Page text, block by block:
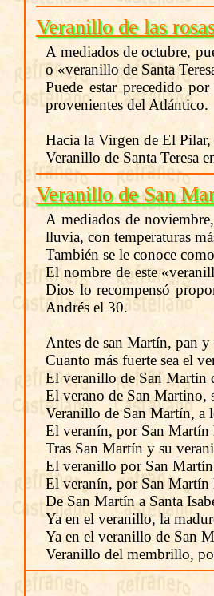
Veranillo de las
A mediados de octubre,
o «veranillo de Santa
Puede estar precedido
provenientes del Atlántico.
Hacia la Virgen de El
Veranillo de Santa Teresa
Veranillo de San
A mediados de
lluvia, con temperaturas
También se le conoce
El nombre de este
Dios lo recompensó
Andrés el 30.
Antes de san Martín, pan
Cuanto más fuerte sea el
El veranillo de San Martín
El verano de San Martino,
Veranillo de San Martín, a
El veranín, por San Martín
Tras San Martín y su
El veranillo por San
El veranín, por San Martín
De San Martín a Santa
Ya en el veranillo, la
Ya en el veranillo de San
Veranillo del membrillo,